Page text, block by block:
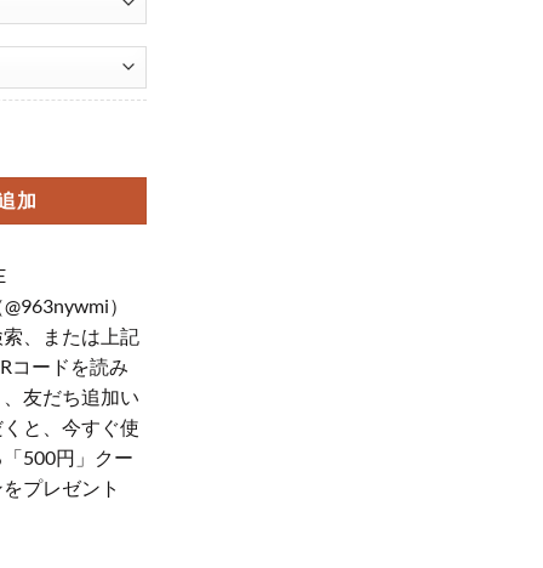
加
）
、または上記
コードを読み
友だち追加い
と、今すぐ使
500円」クー
プレゼント